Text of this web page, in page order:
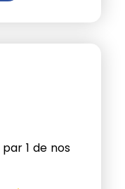
par 1 de nos